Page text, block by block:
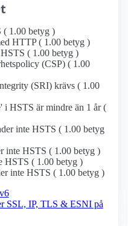
( 1.00 betyg )
HTTP ( 1.00 betyg )
( 1.00 betyg )
(CSP) ( 1.00
(SRI) krävs ( 1.00
i HSTS är mindre än 1 år (
inte HSTS ( 1.00 betyg
inte HSTS ( 1.00 betyg )
HSTS ( 1.00 betyg )
inte HSTS ( 1.00 betyg )
SSL, IP, TLS & ESNI på